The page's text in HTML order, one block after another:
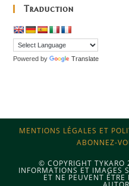
Traduction
Powered by Translate
MENTIONS LÉGALES ET
ABONNEZ-
© COPYRIGHT
INFORMATIONS ET IMAGES
ET NE PEUVENT ÊTRE